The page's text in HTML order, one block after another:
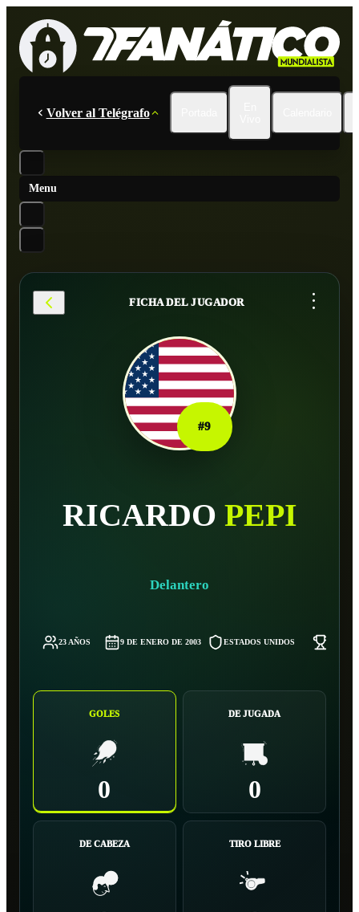
Volver al Telégrafo
Menu
FICHA DEL JUGADOR ...
#9
RICARDO PEPI
Delantero
23 AÑOS 9 DE ENERO DE 2003 ESTADOS UNIDOS
GOLES
0
DE JUGADA
0
DE CABEZA TIRO LIBRE